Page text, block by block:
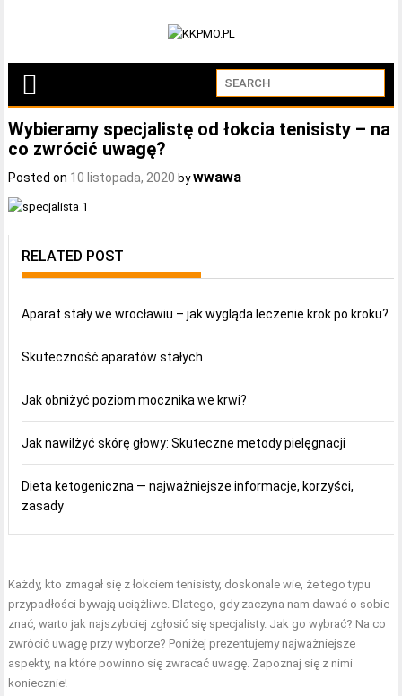
Wybieramy specjalistę od łokcia tenisisty – na
co zwrócić uwagę?
Posted on 10 listopada, 2020 bywwawa
RELATED POST
Aparat stały we wrocławiu – jak wygląda leczenie krok po kroku?
Skuteczność aparatów stałych
Jak obniżyć poziom mocznika we krwi?
Jak nawilżyć skórę głowy: Skuteczne metody pielęgnacji
Dieta ketogeniczna — najważniejsze informacje, korzyści,
zasady
Każdy, kto zmagał się z łokciem tenisisty, doskonale wie, że tego typu
przypadłości bywają uciążliwe. Dlatego, gdy zaczyna nam dawać o sobie
znać, warto jak najszybciej zgłosić się specjalisty. Jak go wybrać? Na co
zwrócić uwagę przy wyborze? Poniżej prezentujemy najważniejsze
aspekty, na które powinno się zwracać uwagę. Zapoznaj się z nimi
koniecznie!